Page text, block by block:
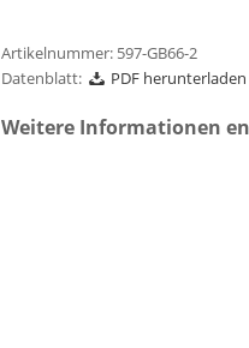
Artikelnummer: 597-GB66-2
Datenblatt:
PDF herunterladen
Weitere Informationen